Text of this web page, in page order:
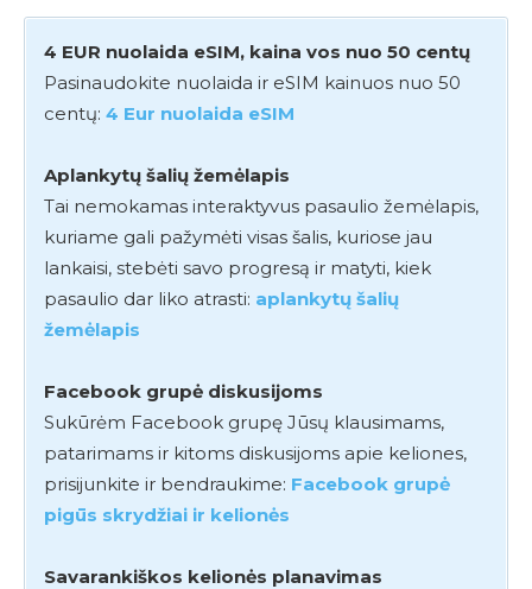
4 EUR nuolaida eSIM, kaina vos nuo 50 centų
Pasinaudokite nuolaida ir eSIM kainuos nuo 50
centų: 4 Eur nuolaida eSIM
Aplankytų šalių žemėlapis
Tai nemokamas interaktyvus pasaulio žemėlapis,
kuriame gali pažymėti visas šalis, kuriose jau
lankaisi, stebėti savo progresą ir matyti, kiek
pasaulio dar liko atrasti: aplankytų šalių
žemėlapis
Facebook grupė diskusijoms
Sukūrėm Facebook grupę Jūsų klausimams,
patarimams ir kitoms diskusijoms apie keliones,
prisijunkite ir bendraukime: Facebook grupė
pigūs skrydžiai ir kelionės
Savarankiškos kelionės planavimas